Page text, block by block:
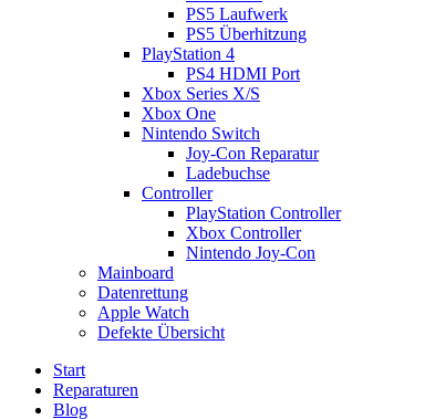
PS5 Laufwerk
PS5 Überhitzung
PlayStation 4
PS4 HDMI Port
Xbox Series X/S
Xbox One
Nintendo Switch
Joy-Con Reparatur
Ladebuchse
Controller
PlayStation Controller
Xbox Controller
Nintendo Joy-Con
Mainboard
Datenrettung
Apple Watch
Defekte Übersicht
Start
Reparaturen
Blog